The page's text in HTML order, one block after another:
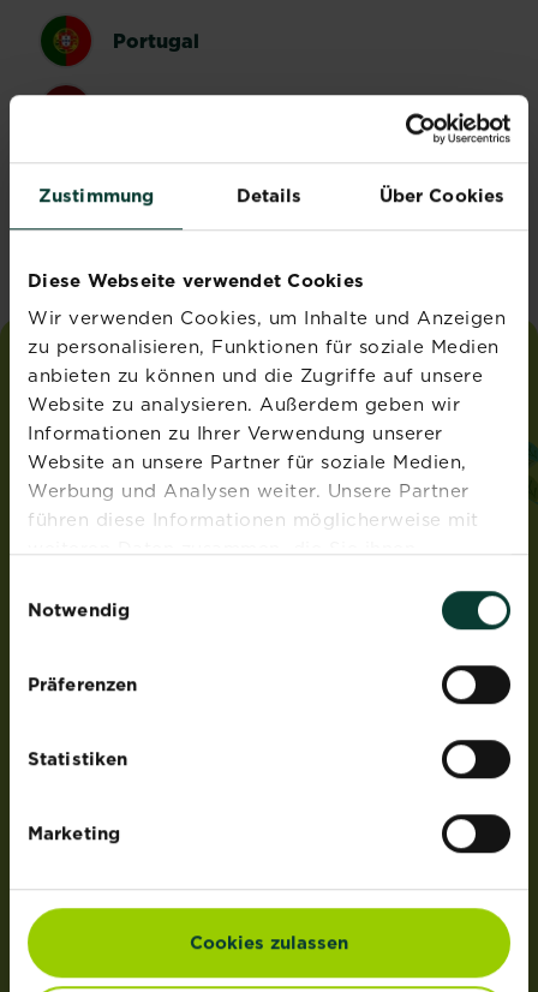
Zustimmung Details Über Cookies
Diese Webseite verwendet Cookies
Wir verwenden Cookies, um Inhalte und Anzeigen
zu personalisieren, Funktionen für soziale Medien
anbieten zu können und die Zugriffe auf unsere
Website zu analysieren. Außerdem geben wir
Informationen zu Ihrer Verwendung unserer
Website an unsere Partner für soziale Medien,
Werbung und Analysen weiter. Unsere Partner
führen diese Informationen möglicherweise mit
weiteren Daten zusammen, die Sie ihnen
Nutzung der Dienste gesammelt haben.
Notwendig
Präferenzen
Statistiken
Marketing
Cookies zulassen
Portugal
liebedeinengarten
von Substral®
ADRESSE
Evergreen Garden Care Österreich GmbH
Franz-Brötzner-Straße 11-13
ROUNDUP® und Osmocote® sind eingetragene Marken
Weedex®, Tomcat®, Magisches Rasen-Pflaster®,
EasyGreen®, EvenGreen® und HandyGreen® sind Marken
der Lizenz von OMS Investments, Inc.
Dünger
Pflanzenschutz